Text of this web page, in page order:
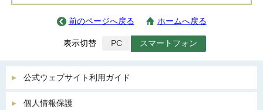
前のページへ戻る ホームへ戻る
表示切替 PC スマートフォン
公式ウェブサイト利用ガイド
個人情報保護